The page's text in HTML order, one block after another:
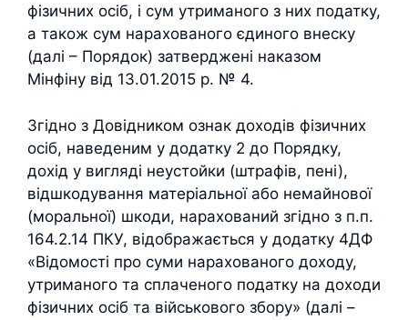
фізичних осіб, і сум утриманого з них податку,
а також сум нарахованого єдиного внеску
(далі – Порядок) затверджені наказом
Мінфіну від 13.01.2015 р. № 4.
Згідно з Довідником ознак доходів фізичних
осіб, наведеним у додатку 2 до Порядку,
дохід у вигляді неустойки (штрафів, пені),
відшкодування матеріальної або немайнової
(моральної) шкоди, нарахований згідно з п.п.
164.2.14 ПКУ, відображається у додатку 4ДФ
«Відомості про суми нарахованого доходу,
утриманого та сплаченого податку на доходи
фізичних осіб та військового збору» (далі –